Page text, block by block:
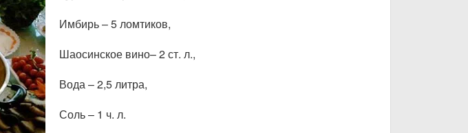
Имбирь – 5 ломтиков,
Шаосинское вино– 2 ст. л.,
Вода – 2,5 литра,
Соль – 1 ч. л.